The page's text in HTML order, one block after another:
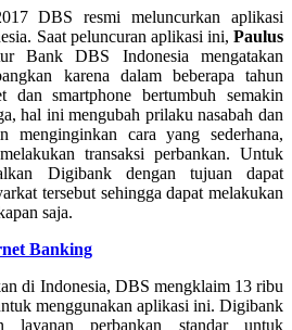
DBS resmi meluncurkan aplikasi
Saat peluncuran aplikasi ini, Paulus
Bank DBS Indonesia mengatakan
karena dalam beberapa tahun
dan smartphone bertumbuh semakin
hal ini mengubah prilaku nasabah dan
menginginkan cara yang sederhana,
transaksi perbankan. Untuk
Digibank dengan tujuan dapat
tersebut sehingga dapat melakukan
saja.
Banking
di Indonesia, DBS mengklaim 13 ribu
menggunakan aplikasi ini. Digibank
layanan perbankan standar untuk